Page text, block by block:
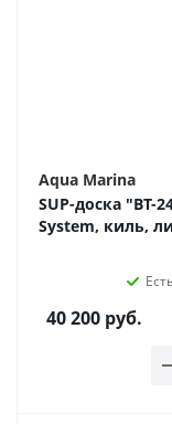
Aqua Marina
SUP-доска "BT-
System, киль,
40 200 руб.